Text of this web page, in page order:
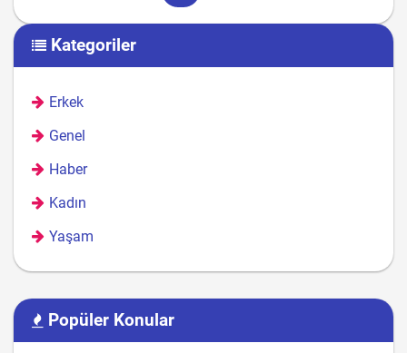
Kategoriler
Erkek
Genel
Haber
Kadın
Yaşam
Popüler Konular